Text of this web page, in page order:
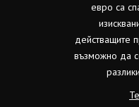
евро са
действащите
възможно да